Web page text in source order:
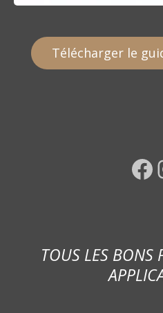
Télécharger le
Facebook
TOUS LES BONS